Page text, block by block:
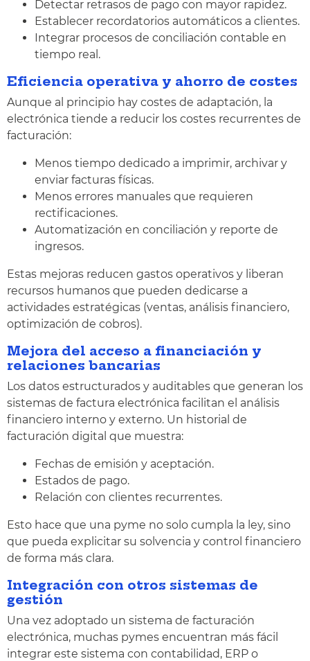
Detectar retrasos de pago con mayor rapidez.
Establecer recordatorios automáticos a clientes.
Integrar procesos de conciliación contable en
tiempo real.
Eficiencia operativa y ahorro de costes
Aunque al principio hay costes de adaptación, la
electrónica tiende a reducir los costes recurrentes de
facturación:
Menos tiempo dedicado a imprimir, archivar y
enviar facturas físicas.
Menos errores manuales que requieren
rectificaciones.
Automatización en conciliación y reporte de
ingresos.
Estas mejoras reducen gastos operativos y liberan
recursos humanos que pueden dedicarse a
actividades estratégicas (ventas, análisis financiero,
optimización de cobros).
Mejora del acceso a financiación y
relaciones bancarias
Los datos estructurados y auditables que generan los
sistemas de factura electrónica facilitan el análisis
financiero interno y externo. Un historial de
facturación digital que muestra:
Fechas de emisión y aceptación.
Estados de pago.
Relación con clientes recurrentes.
Esto hace que una pyme no solo cumpla la ley, sino
que pueda explicitar su solvencia y control financiero
de forma más clara.
Integración con otros sistemas de
gestión
Una vez adoptado un sistema de facturación
electrónica, muchas pymes encuentran más fácil
integrar este sistema con contabilidad, ERP o